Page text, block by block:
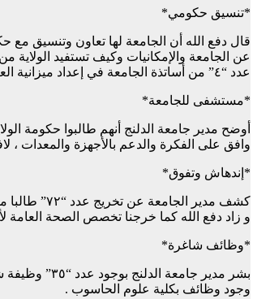
*تنسيق حكومي*
قال دفع الله أن الجامعة لها تعاون وتنسيق مع
عن الجامعة والإمكانيات وكيف تستفيد الولاية
عدد “٤” من أساتذة الجامعة في إعداد ميزانية العام ٢٠٢٣م للولاية
*مستشفى للجامعة*
أوضح مدير جامعة الدلنج أنهم طالبوا حكومة
وافق على الفكرة والدعم بالأجهزة والمعدات ،
*إندهاش وتفوق*
و زاد دفع الله كما خرجنا تخصص الصحة العامة لأكثر من “٦٠” طالبا ، وتبقى طلاب التمريض العالي ، وارجع التأخير لتزامنه مع الحرب
*وظائف شاغرة*
بشر مدير
وجود وظائف بكلية علوم الحاسوب .